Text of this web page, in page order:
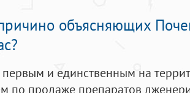
объясняющих
и единственным на
по продаже препаратов